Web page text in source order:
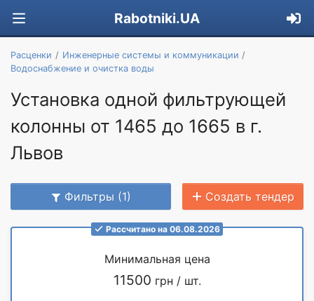
Rabotniki.UA
Расценки
Инженерные системы и коммуникации
Водоснабжение и очистка воды
Установка одной фильтрующей
колонны от 1465 до 1665 в г.
Львов
Фильтры (1) Создать тендер
Рассчитано на 06.08.2026
Минимальная цена
11500 грн / шт.